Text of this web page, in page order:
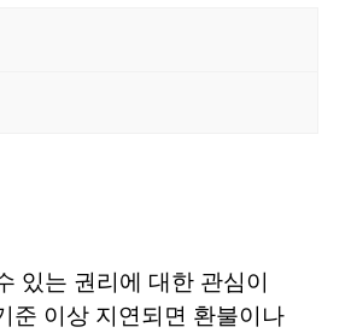
있는 권리에 대한 관심이
준 이상 지연되면 환불이나